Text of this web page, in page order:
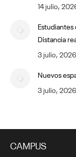
14 julio,
Distancia
3 julio, 2026
Nuevos
3 julio, 2026
CAMPUS